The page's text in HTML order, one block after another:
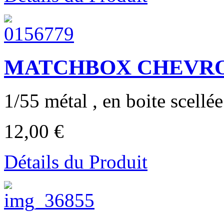
MATCHBOX
1/55 métal , en boite
12,00 €
Détails du Produit